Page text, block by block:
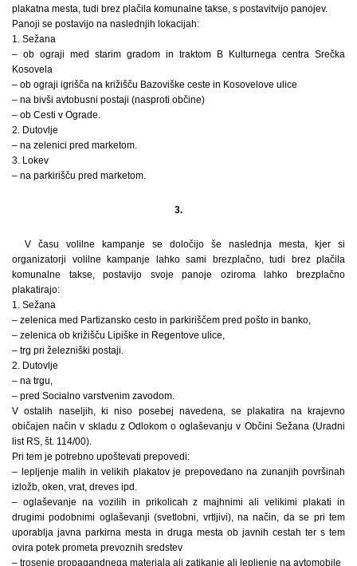
plakatna mesta, tudi brez plačila komunalne takse, s postavitvijo panojev.
Panoji se postavijo na naslednjih lokacijah:
1. Sežana
– ob ograji med starim gradom in traktom B Kulturnega centra Srečka
Kosovela
– ob ograji igrišča na križišču Bazoviške ceste in Kosovelove ulice
– na bivši avtobusni postaji (nasproti občine)
– ob Cesti v Ograde.
2. Dutovlje
– na zelenici pred marketom.
3. Lokev
– na parkirišču pred marketom.
3.
V času volilne kampanje se določijo še naslednja mesta, kjer si
organizatorji volilne kampanje lahko sami brezplačno, tudi brez plačila
komunalne takse, postavijo svoje panoje oziroma lahko brezplačno
plakatirajo:
1. Sežana
– zelenica med Partizansko cesto in parkiriščem pred pošto in banko,
– zelenica ob križišču Lipiške in Regentove ulice,
– trg pri železniški postaji.
2. Dutovlje
– na trgu,
– pred Socialno varstvenim zavodom.
V ostalih naseljih, ki niso posebej navedena, se plakatira na krajevno
običajen način v skladu z Odlokom o oglaševanju v Občini Sežana (Uradni
list RS, št. 114/00).
Pri tem je potrebno upoštevati prepovedi:
– lepljenje malih in velikih plakatov je prepovedano na zunanjih površinah
izložb, oken, vrat, dreves ipd.
– oglaševanje na vozilih in prikolicah z majhnimi ali velikimi plakati in
drugimi podobnimi oglaševanji (svetlobni, vrtljivi), na način, da se pri tem
uporablja javna parkirna mesta in druga mesta ob javnih cestah ter s tem
ovira potek prometa prevoznih sredstev
– trosenje propagandnega materiala ali zatikanje ali lepljenje na avtomobile